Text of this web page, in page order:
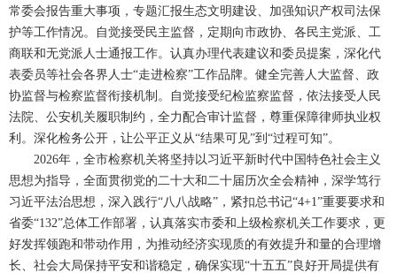
常委会报告重大事项，专题汇报生态文明建设、加强知识产权司法保
护等工作情况。自觉接受民主监督，定期向市政协、各民主党派、工
商联和无党派人士通报工作。认真办理代表建议和委员提案，深化代
表委员等社会各界人士“走进检察”工作品牌。健全完善人大监督、政
协监督与检察监督衔接机制。自觉接受纪检监察监督，依法接受人民
法院、公安机关履职制约，全力配合审计监督，尊重保障律师执业权
利。深化检务公开，让公平正义从“结果可见”到“过程可知”。
2026年，全市检察机关将坚持以习近平新时代中国特色社会主义
思想为指导，全面贯彻党的二十大和二十届历次全会精神，深学笃行
习近平法治思想，深入践行“八八战略”，紧扣总书记“4+1”重要要求和
省委“132”总体工作部署，认真落实市委和上级检察机关工作要求，更
好发挥领跑和带动作用，为推动经济实现质的有效提升和量的合理增
长、社会大局保持平安和谐稳定，确保实现“十五五”良好开局提供有